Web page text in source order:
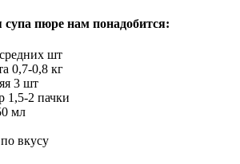
супа пюре нам понадобится:
шт
0,7-0,8 кг
3 шт
1,5-2 пачки
мл
вкусу